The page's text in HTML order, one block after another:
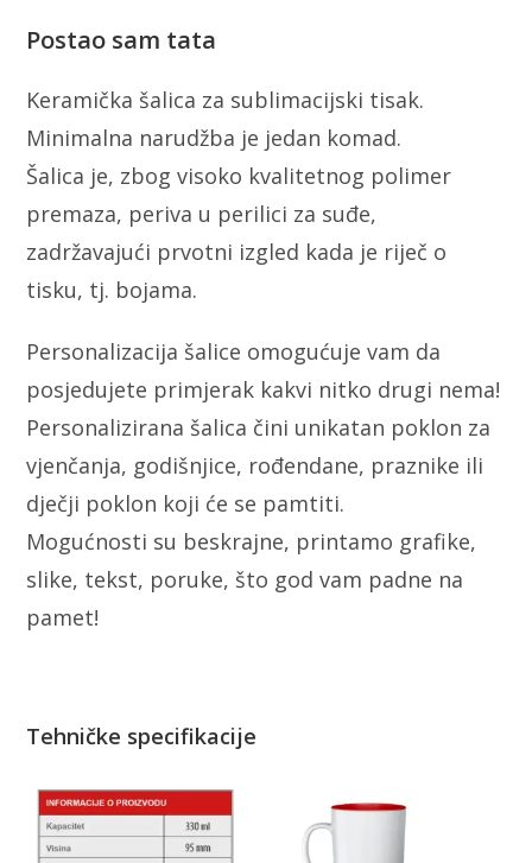
Postao sam tata
Keramička šalica za sublimacijski tisak.
Minimalna narudžba je jedan komad.
Šalica je, zbog visoko kvalitetnog polimer
premaza, periva u perilici za suđe,
zadržavajući prvotni izgled kada je riječ o
tisku, tj. bojama.
Personalizacija šalice omogućuje vam da
posjedujete primjerak kakvi nitko drugi nema!
Personalizirana šalica čini unikatan poklon za
vjenčanja, godišnjice, rođendane, praznike ili
dječji poklon koji će se pamtiti.
Mogućnosti su beskrajne, printamo grafike,
slike, tekst, poruke, što god vam padne na
pamet!
Tehničke specifikacije